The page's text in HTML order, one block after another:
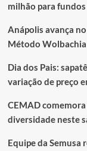
milhão para
Anápolis avança
Método Wolbachia
Dia dos Pais:
variação de preço
CEMAD
diversidade neste
Equipe da Semusa